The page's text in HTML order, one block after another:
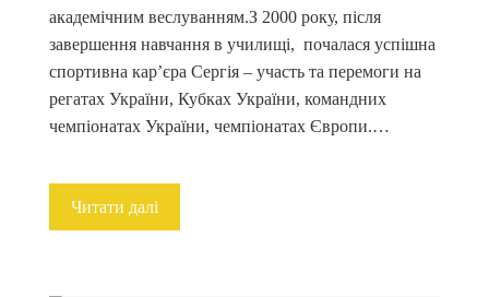
академічним веслуванням.З 2000 року, після
завершення навчання в училищі, почалася успішна
спортивна кар’єра Сергія – участь та перемоги на
регатах України, Кубках України, командних
чемпіонатах України, чемпіонатах Європи.…
Читати далі